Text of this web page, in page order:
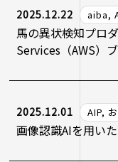
2025.12.22 aiba,
馬の異状検知プロ
Services（AWS）
2025.12.01 AIP,
画像認識AIを用い